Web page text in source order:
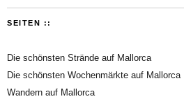
SEITEN ::
Die schönsten Strände auf Mallorca
Die schönsten Wochenmärkte auf Mallorca
Wandern auf Mallorca